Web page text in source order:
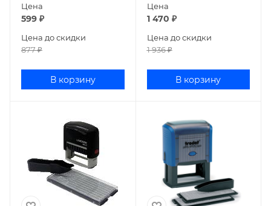
Цена
599 ₽
Цена до скидки
877₽
В корзину
Цена
1 470 ₽
Цена до скидки
1 936₽
В корзину